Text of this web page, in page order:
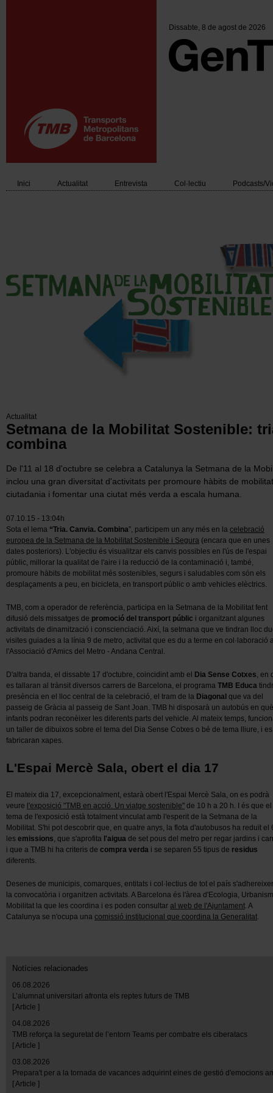
Dissabte, 8 de agost de 2026
Main
Inici Actualitat Entrevista Col·lectiu Podcasts/
Actualitat
Setmana de la Mobilitat Sostenible:
combina
De l'11 al 18 d'octubre se celebra a Catalunya la Setmana de la
inclou una gran diversitat d'activitats per promoure hàbits de
ciutadania i fomentar una ciutat més verda a escala humana.
07.10.15 - 13:04h
Sota el lema “Tria. Canvia. Combina”, participem un any més en la celebració
europea de la Setmana de la Mobilitat Sostenible i Segura (encara que en unes
dates posteriors). L'objectiu és visualitzar els canvis possibles en l'ús de l'espai
públic, millorar la qualitat de l'aire i la reducció de la contaminació i, també,
promoure hàbits de mobilitat més sostenibles, segurs i saludables com són els
desplaçaments a peu, en bicicleta, en transport públic o amb vehicles elèctrics.
TMB, com a operador de referència, participa en la Setmana de la Mobilitat fent
difusió dels missatges de promoció del transport públic i organitzant algunes
activitats de dinamització i conscienciació. Així, la setmana que ve tindran lloc
visites guiades a la línia 9 de metro, activitat que es du a terme en col·laboració
l'Associació d'Amics del Metro - Andana Central.
D'altra banda, el dissabte 17 d'octubre, coincidint amb el Dia Sense Cotxes, en
es tallaran al trànsit diversos carrers de Barcelona, el programa TMB Educa
presència en el lloc central de la celebració, el tram de la Diagonal que va del
passeig de Gràcia al passeig de Sant Joan. TMB hi disposarà un autobús en
infants podran reconèixer les diferents parts del vehicle. Al mateix temps,
un taller de dibuixos sobre el tema del Dia Sense Cotxes o bé de tema lliure, i es
fabricaran xapes.
L'Espai Mercè Sala, obert el dia 17
El mateix dia 17, excepcionalment, estarà obert l'Espai Mercè Sala, on es podrà
veure l'exposició "TMB en acció. Un viatge sostenible" de 10 h a 20 h. I és que el
tema de l'exposició està totalment vinculat amb l'esperit de la Setmana de la
Mobilitat. S'hi pot descobrir que, en quatre anys, la flota d'autobusos ha reduït el
les emissions, que s'aprofita l'aigua de set pous del metro per regar jardins i
i que a TMB hi ha criteris de compra verda i se separen 55 tipus de residus
diferents.
Desenes de municipis, comarques, entitats i col·lectius de tot el país
la convocatòria i organitzen activitats. A Barcelona és l'àrea d'Ecologia,
Mobilitat la que les coordina i es poden consultar al web de l'Ajuntament. A
Catalunya se n'ocupa una comissió institucional que coordina la Generalitat.
Notícies relacionades
06.08.2026
L’alumnat universitari afronta els reptes futurs de TMB
[ Article ]
04.08.2026
TMB reforça la seguretat de l’entorn Teams per combatre els ciberatacs
[ Article ]
03.08.2026
Prepara't per a la tornada de vacances adquirint eines de gestió d'emocions
[ Article ]